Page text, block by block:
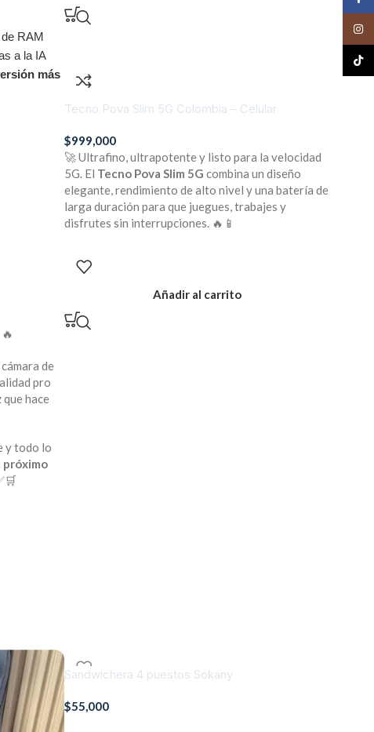
RAM
a la IA
más
Tecno Pova Slim 5G Colombia – Celular
$999,000
🚀 Ultrafino, ultrapotente y listo para la velocidad
5G. El Tecno Pova Slim 5G combina un diseño
elegante, rendimiento de alto nivel y una batería de
larga duración para que juegues, trabajes y
disfrutes sin interrupciones. 🔥📱
Añadir al carrito
🔥
de
pro
hace
y todo lo
próximo
Sandwichera 4 puestos Sokany
$55,000